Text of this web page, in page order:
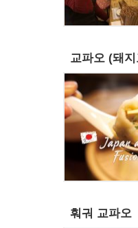
교파오 (돼
훠궈 교파오